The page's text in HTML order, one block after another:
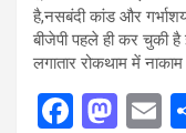
है,नसबंदी कांड और
बीजेपी पहले ही कर चुकी
लगातार रोकथाम में
F
M E